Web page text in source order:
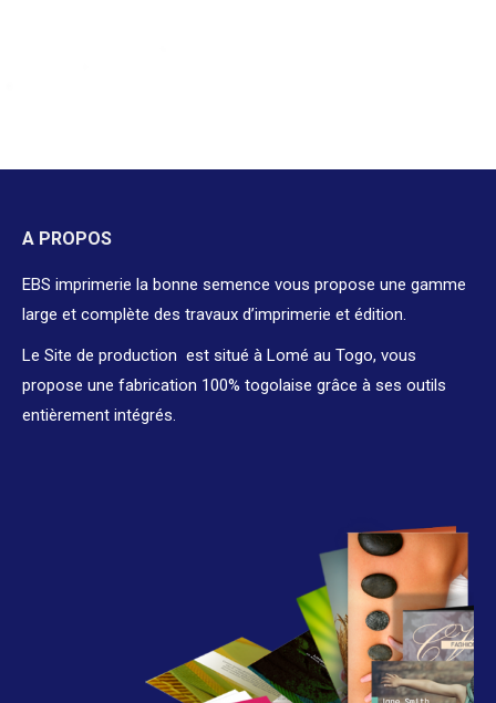
A PROPOS
EBS imprimerie la bonne semence vous propose une gamme
large et complète des travaux d’imprimerie et édition.
Le Site de production est situé à Lomé au Togo, vous
propose une fabrication 100% togolaise grâce à ses outils
entièrement intégrés.